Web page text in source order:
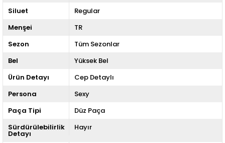
Siluet
Regular
Menşei
TR
Sezon
Tüm Sezonlar
Bel
Yüksek Bel
Ürün Detayı
Cep Detaylı
Persona
Sexy
Paça Tipi
Düz Paça
Sürdürülebilirlik
Detayı
Hayır